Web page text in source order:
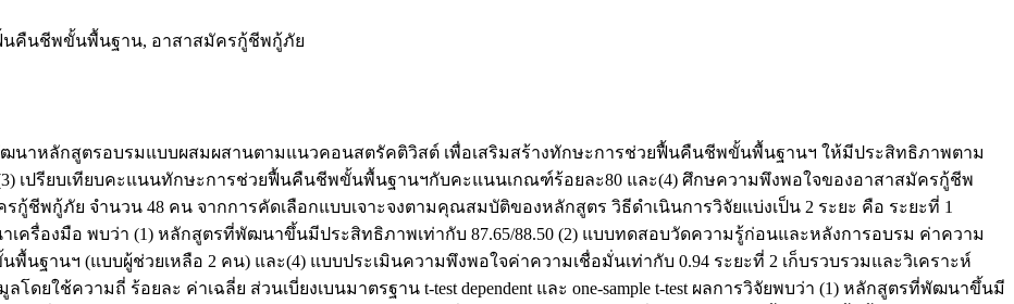
คืนชีพขั้นพื้นฐาน, อาสาสมัครกู้ชีพกู้ภัย
ฒนาหลักสูตรอบรมแบบผสมผสานตามแนวคอนสตรัคติวิสต์ เพื่อเสริมสร้างทักษะการช่วยฟื้นคืนชีพขั้นพื้นฐานฯ ให้มีประสิทธิภาพตาม
เปรียบเทียบคะแนนทักษะการช่วยฟื้นคืนชีพขั้นพื้นฐานฯกับคะแนนเกณฑ์ร้อยละ80 และ(4) ศึกษความพึงพอใจของอาสาสมัครกู้ชีพ
ชีพกู้ภัย จำนวน 48 คน จากการคัดเลือกแบบเจาะจงตามคุณสมบัติของหลักสูตร วิธีดำเนินการวิจัยแบ่งเป็น 2 ระยะ คือ ระยะที่ 1
รื่องมือ พบว่า (1) หลักสูตรที่พัฒนาขึ้นมีประสิทธิภาพเท่ากับ 87.65/88.50 (2) แบบทดสอบวัดความรู้ก่อนและหลังการอบรม ค่าความ
นฐานฯ (แบบผู้ช่วยเหลือ 2 คน) และ(4) แบบประเมินความพึงพอใจค่าความเชื่อมั่นเท่ากับ 0.94 ระยะที่ 2 เก็บรวบรวมและวิเคราะห์
ดยใช้ความถี่ ร้อยละ ค่าเฉลี่ย ส่วนเบี่ยงเบนมาตรฐาน t-test dependent และ one-sample t-test ผลการวิจัยพบว่า (1) หลักสูตรที่พัฒนาขึ้นมี